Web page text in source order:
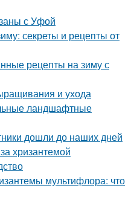
с Уфой
секреты и рецепты от
рецепты на зиму с
и ухода
ландшафтные
дошли до наших дней
хризантемой
мультифлора: что